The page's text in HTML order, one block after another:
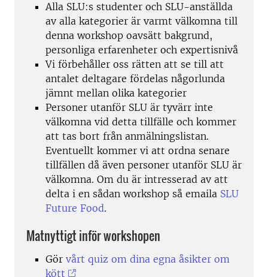
Alla SLU:s studenter och SLU-anställda
av alla kategorier är varmt välkomna till
denna workshop oavsätt bakgrund,
personliga erfarenheter och expertisnivå
Vi förbehåller oss rätten att se till att
antalet deltagare fördelas någorlunda
jämnt mellan olika kategorier
Personer utanför SLU är tyvärr inte
välkomna vid detta tillfälle och kommer
att tas bort från anmälningslistan.
Eventuellt kommer vi att ordna senare
tillfällen då även personer utanför SLU är
välkomna. Om du är intresserad av att
delta i en sådan workshop så emaila SLU
Future Food.
Matnyttigtinför workshopen
Gör vårt quiz om dina egna åsikter om
kött